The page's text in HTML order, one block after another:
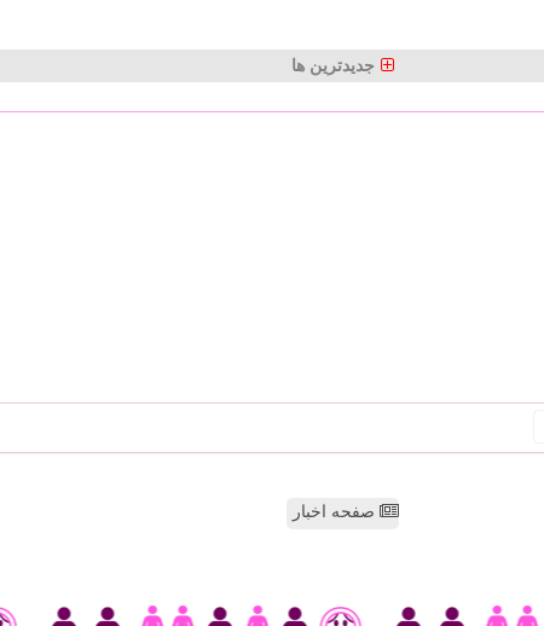
جدیدترین ها
صفحه اخبار